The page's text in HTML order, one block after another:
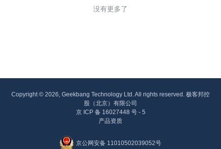
没有更多了
Copyright © 2026, Geekbang Technology Ltd. All rights reserved. 极客邦控
股（北京）有限公司
京 ICP 备 16027448 号 - 5
产品资质
京公网安备 11010502039052号